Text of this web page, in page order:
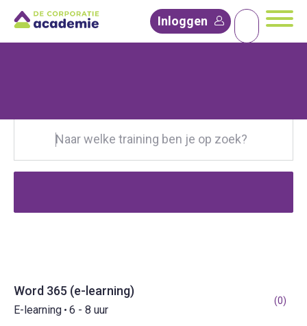
Inloggen
Word 365 (e-learning)
E-learning 6 - 8 uur
(0)